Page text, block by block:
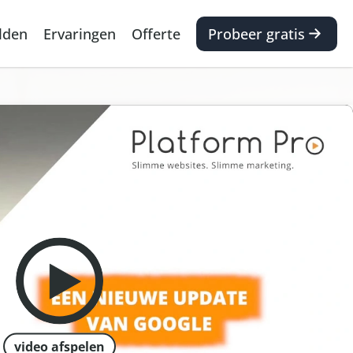
Ervaringen Offerte Probeer gratis
video afspelen